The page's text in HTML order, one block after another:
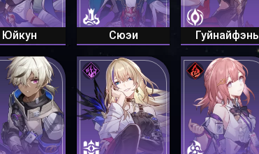
Юйкун Сюэи Гуйнайфэнь